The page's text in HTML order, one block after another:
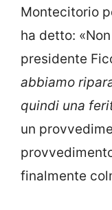
Montecitorio
ha detto:
presidente
abbiamo
quindi una
un
finalmente